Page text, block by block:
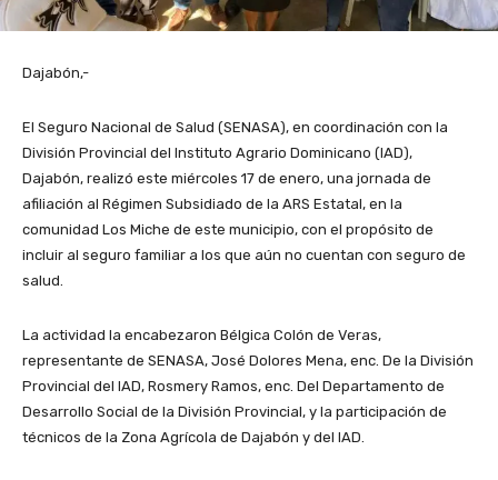
Dajabón,-
El Seguro Nacional de Salud (SENASA), en coordinación con la
División Provincial del Instituto Agrario Dominicano (IAD),
Dajabón, realizó este miércoles 17 de enero, una jornada de
afiliación al Régimen Subsidiado de la ARS Estatal, en la
comunidad Los Miche de este municipio, con el propósito de
incluir al seguro familiar a los que aún no cuentan con seguro de
salud.
La actividad la encabezaron Bélgica Colón de Veras,
representante de SENASA, José Dolores Mena, enc. De la División
Provincial del IAD, Rosmery Ramos, enc. Del Departamento de
Desarrollo Social de la División Provincial, y la participación de
técnicos de la Zona Agrícola de Dajabón y del IAD.